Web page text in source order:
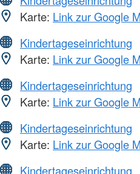
Karte: Link zur Google
Kindertageseinrichtung
Karte: Link zur Google
Kindertageseinrichtung
Karte: Link zur Google
Kindertageseinrichtung
Karte: Link zur Google
Kindertageseinrichtung